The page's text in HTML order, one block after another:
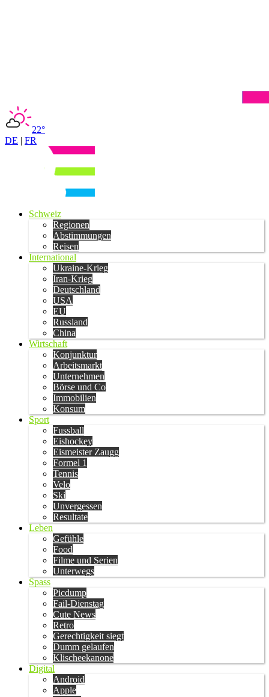
22°
DE | FR
Schweiz
Regionen
Abstimmungen
Reisen
International
Ukraine-Krieg
Iran-Krieg
Deutschland
USA
EU
Russland
China
Wirtschaft
Konjunktur
Arbeitsmarkt
Unternehmen
Börse und Co
Immobilien
Konsum
Sport
Fussball
Eishockey
Eismeister Zaugg
Formel 1
Tennis
Velo
Ski
Unvergessen
Resultate
Leben
Gefühle
Food
Filme und Serien
Unterwegs
Spass
Picdump
Fail-Dienstag
Cute News
Retro
Gerechtigkeit siegt
Dumm gelaufen
Klischeekanone
Digital
Android
Apple